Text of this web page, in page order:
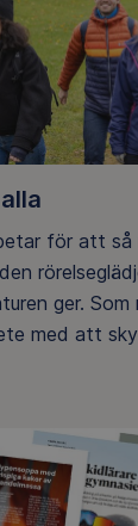
för att så
ger. Som
med att